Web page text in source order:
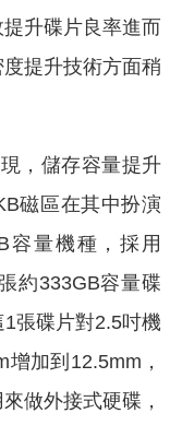
升碟片良率進而
提升技術方面稍
，儲存容量提升
磁區在其中扮演
容量機種，採用
約333GB容量碟
張碟片對2.5吋機
加到12.5mm，
做外接式硬碟，